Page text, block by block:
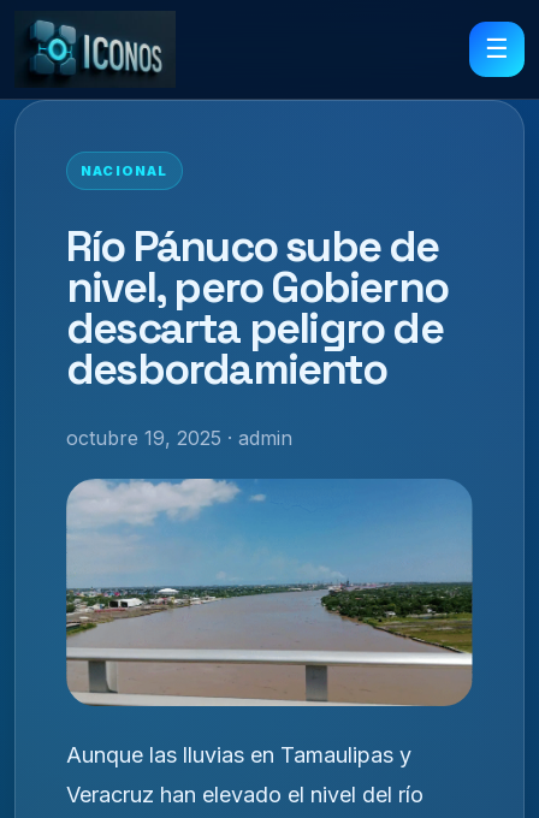
☰
NACIONAL
Río Pánuco sube de
nivel, pero Gobierno
descarta peligro de
desbordamiento
octubre 19, 2025 · admin
Aunque las lluvias en Tamaulipas y
Veracruz han elevado el nivel del río